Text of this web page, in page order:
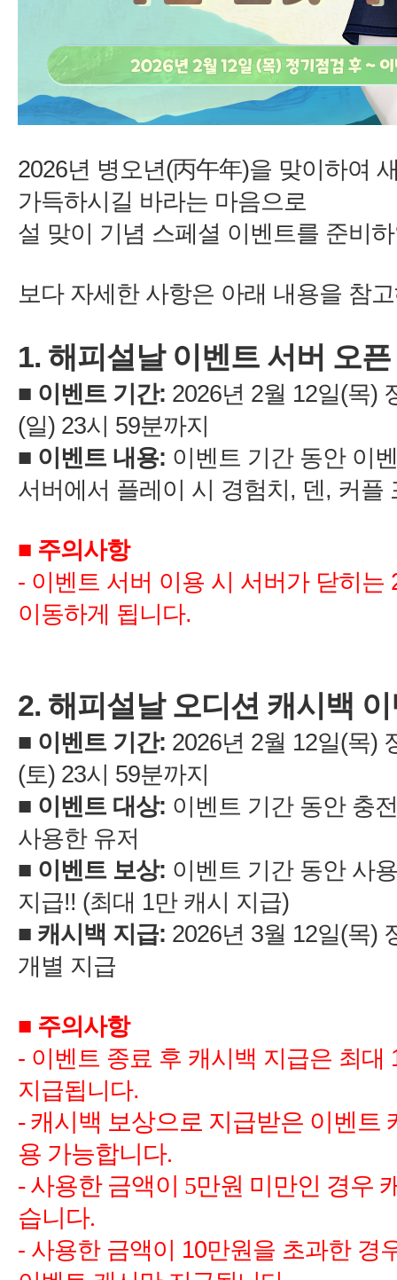
을 맞이하여
1.
: 2 12
)
시
:
,
, 커플
-
2.
: 2 12
)
시
: 이벤트 기간 동안 충
: 이벤트 기간 동안 사
최대
:
년 월 )
- 이벤트 종료 후 캐시백 지급은 최대
-
-사용한 금액이
- 사용한 금액이 만원을 초과한 경